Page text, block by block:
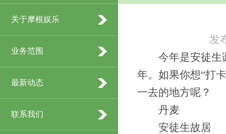
关于摩根娱乐
业务范围
最新动态
联系我们
发
今年是安徒生诞
年。如果你想“打
一去的地方呢？
丹麦
安徒生故居